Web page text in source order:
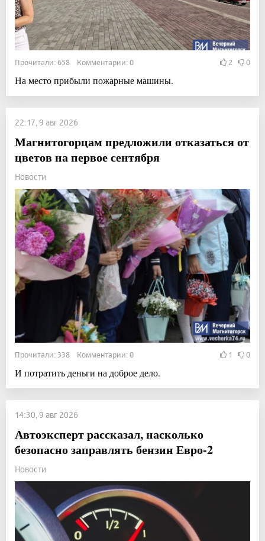
Прочитали: 658 Комментарии: 0 2 0
На место прибыли пожарные машины.
22:17, 9 авг 2026
Магнитогорцам предложили отказаться от
цветов на первое сентября
Новости
Прочитали: 338 Комментарии: 0 1 0
И потратить деньги на доброе дело.
14:30, 9 авг 2026
Автоэксперт рассказал, насколько
безопасно заправлять бензин Евро-2
Новости